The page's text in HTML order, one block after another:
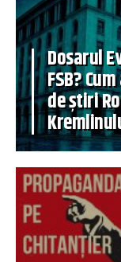
Dosarul
FSB?
de știri